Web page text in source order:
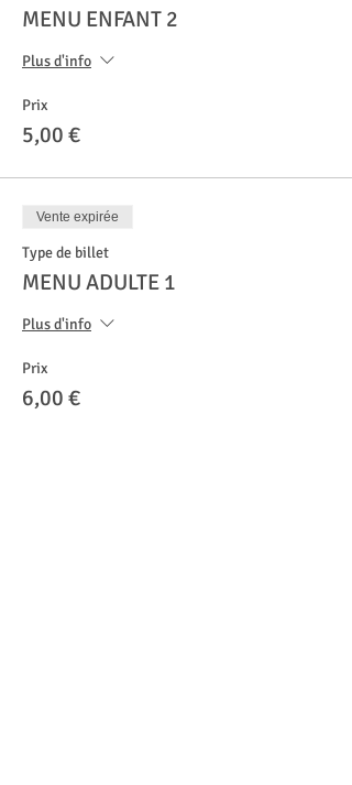
MENU ENFANT 2
Plus d'info
Prix
5,00 €
Vente expirée
Type de billet
MENU ADULTE 1
Plus d'info
Prix
6,00 €